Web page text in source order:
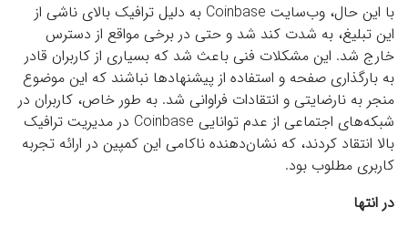
با این حال، وب‌سایت Coinbase به دلیل ترافیک بالای ناشی از
این تبلیغ، به شدت کند شد و حتی در برخی مواقع از دسترس
خارج شد. این مشکلات فنی باعث شد که بسیاری از کاربران قادر
به بارگذاری صفحه و استفاده از پیشنهادها نباشند که این موضوع
منجر به نارضایتی و انتقادات فراوانی شد. به طور خاص، کاربران در
شبکه‌های اجتماعی از عدم توانایی Coinbase در مدیریت ترافیک
بالا انتقاد کردند، که نشان‌دهنده ناکامی این کمپین در ارائه تجربه
کاربری مطلوب بود.
در انتها